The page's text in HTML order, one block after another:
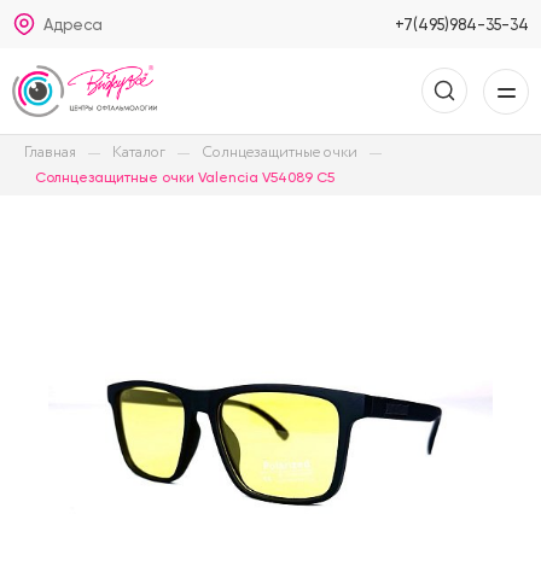
Адреса +7(495)984-35-34
Главная Каталог Солнцезащитные очки
Солнцезащитные очки Valencia V54089 C5